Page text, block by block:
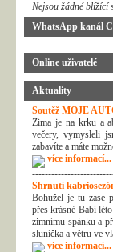
Nejsou žádné blížící
WhatsApp kanál
Online uživatelé
Aktuality
Soutěž MOJE
Zima je na krku a
večery, vymysleli
zabavíte a máte
více informací...
Shrnutí
Bohužel je tu zase
přes krásné Babí
zimnímu spánku a
sluníčka a větru ve
více informací...